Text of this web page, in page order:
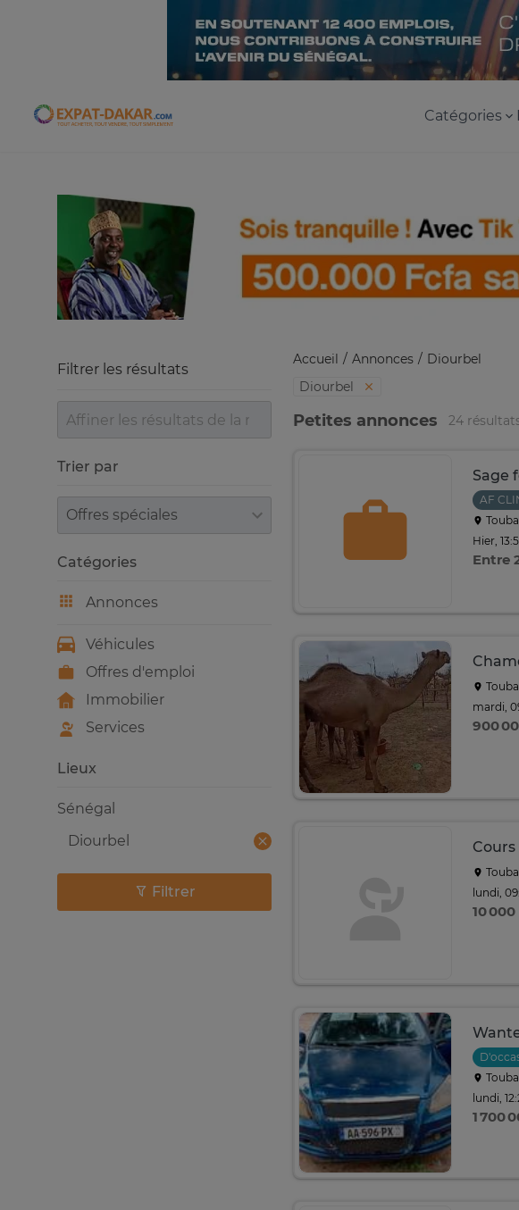
Expat-Dakar Catégories
Accueil Annonces
Diourbel
Diourbel
Petites annonces 24
Sage
AF
Hier,
Entre
mardi,
900
lundi,
10
lundi,
1 700
Filtrer les résultats
Trier par
Trier par
Catégories
Annonces
Véhicules
Offres d'emploi
Immobilier
Services
Lieux
Sénégal
Diourbel
Filtrer